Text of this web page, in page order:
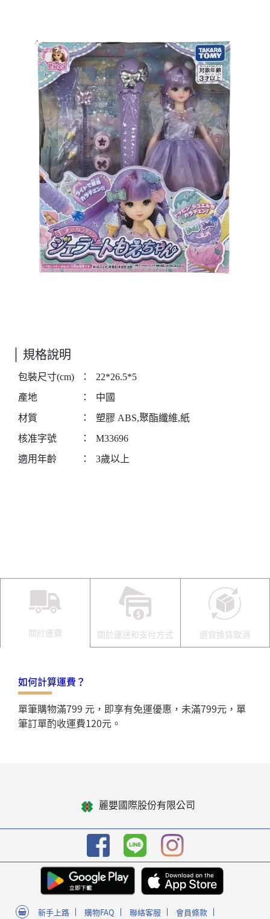
規格說明
包裝尺寸(cm) ：
22*26.5*5
產地
：
中國
材質
：
塑膠 ABS,聚酯纖維,紙
核准字號
：
M33696
適用年齡
： 3歲以上
關於運費 關於運送和支付方式 退貨換貨取消
如何計算運費？
單筆購物滿799 元，即享有免運優惠，未滿799元，單
筆訂單酌收運費120元。
麗嬰國際股份有限公司
新手上路 購物FAQ 聯絡客服 會員條款